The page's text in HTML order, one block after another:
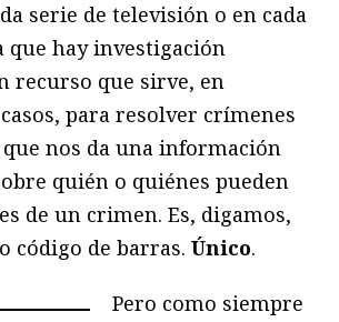
serie de televisión o en cada
que hay investigación
recurso que sirve, en
para resolver crímenes
nos da una información
quién o quiénes pueden
de un crimen. Es, digamos,
código de barras. Único.
Pero como siempre